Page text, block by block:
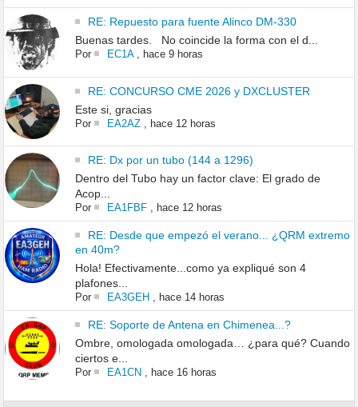
RE: Repuesto para fuente Alinco DM-330
Buenas tardes. No coincide la forma con el d...
Por EC1A, hace 9 horas
RE: CONCURSO CME 2026 y DXCLUSTER
Este si, gracias
Por EA2AZ, hace 12 horas
RE: Dx por un tubo (144 a 1296)
Dentro del Tubo hay un factor clave: El grado de
Acop...
Por EA1FBF, hace 12 horas
RE: Desde que empezó el verano... ¿QRM extremo
en 40m?
Hola! Efectivamente...como ya expliqué son 4
plafones...
Por EA3GEH , hace 14 horas
RE: Soporte de Antena en Chimenea...?
Ombre, omologada omologada… ¿para qué? Cuando
ciertos e...
Por EA1CN , hace 16 horas